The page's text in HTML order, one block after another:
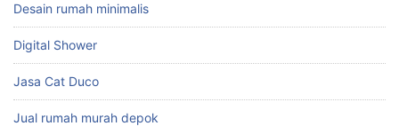
Desain rumah minimalis
Digital Shower
Jasa Cat Duco
Jual rumah murah depok